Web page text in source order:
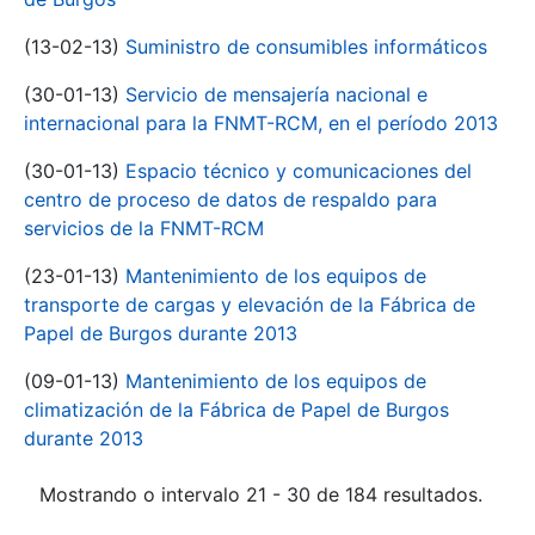
(13-02-13) Suministro de consumibles informáticos
(30-01-13) Servicio de mensajería nacional e
internacional para la FNMT-RCM, en el período 2013
(30-01-13) Espacio técnico y comunicaciones del
centro de proceso de datos de respaldo para
servicios de la FNMT-RCM
(23-01-13) Mantenimiento de los equipos de
transporte de cargas y elevación de la Fábrica de
Papel de Burgos durante 2013
(09-01-13) Mantenimiento de los equipos de
climatización de la Fábrica de Papel de Burgos
durante 2013
Mostrando o intervalo 21 - 30 de 184 resultados.